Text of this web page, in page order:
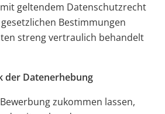
geltendem Datenschutzrecht
Bestimmungen
streng vertraulich behandelt
der Datenerhebung
zukommen lassen,